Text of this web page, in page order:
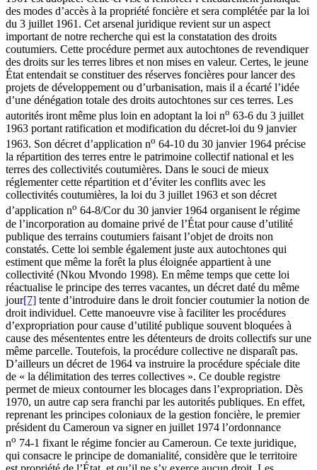
des modes d’accès à la propriété foncière et sera complétée par la loi
du 3 juillet 1961. Cet arsenal juridique revient sur un aspect
important de notre recherche qui est la constatation des droits
coutumiers. Cette procédure permet aux autochtones de revendiquer
des droits sur les terres libres et non mises en valeur. Certes, le jeune
État entendait se constituer des réserves foncières pour lancer des
projets de développement ou d’urbanisation, mais il a écarté l’idée
d’une dénégation totale des droits autochtones sur ces terres. Les
autorités iront même plus loin en adoptant la loi no 63-6 du 3 juillet
1963 portant ratification et modification du décret-loi du 9 janvier
1963. Son décret d’application no 64-10 du 30 janvier 1964 précise
la répartition des terres entre le patrimoine collectif national et les
terres des collectivités coutumières. Dans le souci de mieux
réglementer cette répartition et d’éviter les conflits avec les
collectivités coutumières, la loi du 3 juillet 1963 et son décret
d’application no 64-8/Cor du 30 janvier 1964 organisent le régime
de l’incorporation au domaine privé de l’État pour cause d’utilité
publique des terrains coutumiers faisant l’objet de droits non
constatés. Cette loi semble également juste aux autochtones qui
estiment que même la forêt la plus éloignée appartient à une
collectivité (Nkou Mvondo 1998). En même temps que cette loi
réactualise le principe des terres vacantes, un décret daté du même
jour[7] tente d’introduire dans le droit foncier coutumier la notion de
droit individuel. Cette manoeuvre vise à faciliter les procédures
d’expropriation pour cause d’utilité publique souvent bloquées à
cause des mésententes entre les détenteurs de droits collectifs sur une
même parcelle. Toutefois, la procédure collective ne disparaît pas.
D’ailleurs un décret de 1964 va instruire la procédure spéciale dite
de « la délimitation des terres collectives ». Ce double registre
permet de mieux contourner les blocages dans l’expropriation. Dès
1970, un autre cap sera franchi par les autorités publiques. En effet,
reprenant les principes coloniaux de la gestion foncière, le premier
président du Cameroun va signer en juillet 1974 l’ordonnance
no 74-1 fixant le régime foncier au Cameroun. Ce texte juridique,
qui consacre le principe de domanialité, considère que le territoire